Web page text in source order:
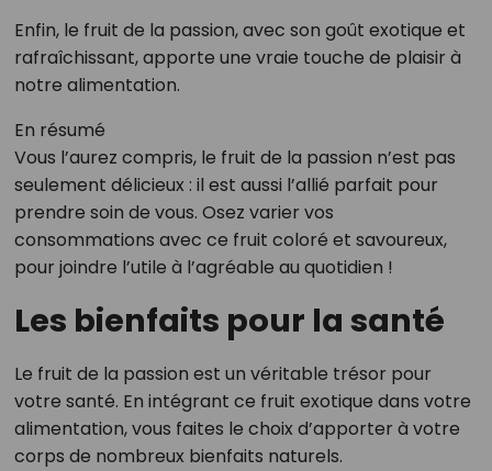
Enfin, le fruit de la passion, avec son goût exotique et
rafraîchissant, apporte une vraie touche de plaisir à
notre alimentation.
En résumé
Vous l’aurez compris, le fruit de la passion n’est pas
seulement délicieux : il est aussi l’allié parfait pour
prendre soin de vous. Osez varier vos
consommations avec ce fruit coloré et savoureux,
pour joindre l’utile à l’agréable au quotidien !
Les bienfaits pour la santé
Le fruit de la passion est un véritable trésor pour
votre santé. En intégrant ce fruit exotique dans votre
alimentation, vous faites le choix d’apporter à votre
corps de nombreux bienfaits naturels.